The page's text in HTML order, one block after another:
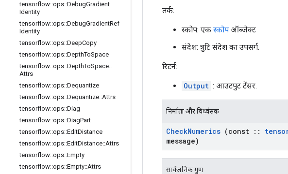
tensorflow::ops::DebugGradient
Identity
tensorflow::ops::DebugGradientRef
Identity
tensorflow::ops::DeepCopy
tensorflow::ops::DepthToSpace
tensorflow::ops::DepthToSpace::
Attrs
tensorflow::ops::Dequantize
tensorflow::ops::Dequantize::Attrs
tensorflow::ops::Diag
tensorflow::ops::DiagPart
tensorflow::ops::EditDistance
tensorflow::ops::EditDistance::Attrs
tensorflow::ops::Empty
tensorflow::ops::Empty::Attrs
तर्क:
स्कोप: एक स्कोप ऑब्जेक्ट
संदेश: त्रुटि संदेश का उपसर्ग.
रिटर्न:
Output : आउटपुट टेंसर.
निर्माता और विध्वंसक
CheckNumerics (const ::
message)
सार्वजनिक गुण